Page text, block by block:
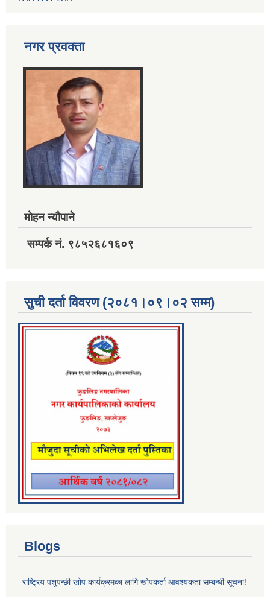
नगर प्रवक्ता
मोहन न्यौपाने
सम्पर्क नं. ९८५२६८१६०९
सुची दर्ता विवरण (२०८१।०९।०२ सम्म)
Blogs
राष्ट्रिय पशुपन्छी खोप कार्यक्रमका लागि खोपकर्ता आवश्यकता सम्बन्धी सूचना!